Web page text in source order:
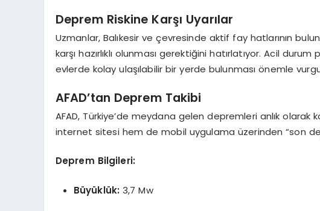
Deprem Riskine Karşı Uyarılar
Uzmanlar, Balıkesir ve çevresinde aktif fay hatlarının
karşı hazırlıklı olunması gerektiğini hatırlatıyor. Acil durum
evlerde kolay ulaşılabilir bir yerde bulunması önemle
AFAD’tan Deprem Takibi
AFAD, Türkiye’de meydana gelen depremleri anlık
internet sitesi hem de mobil uygulama üzerinden “son
Deprem Bilgileri:
Büyüklük: 3,7 Mw